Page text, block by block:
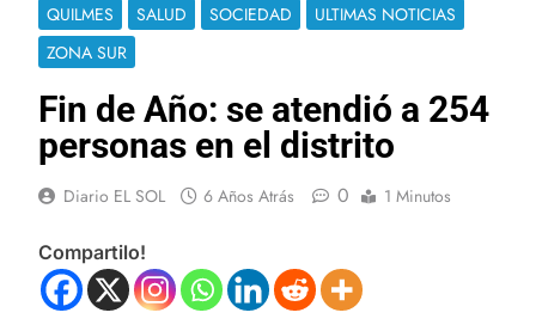
QUILMES SALUD SOCIEDAD
ULTIMAS NOTICIAS
ZONA SUR
Fin de Año: se atendió a 254
personas en el distrito
Diario EL SOL 6 Años Atrás 0 1 Minutos
Compartilo!